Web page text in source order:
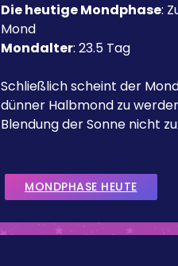
Die heutige Mondphase:
Mond
Mondalter: 23.5 Tag
Schließlich scheint der
dünner Halbmond zu
Blendung der Sonne nicht
MONDPHASE HEUTE